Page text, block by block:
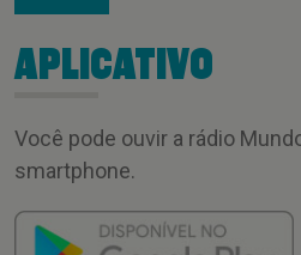
APLICATIVO
Você pode ouvir a rádio
smartphone.